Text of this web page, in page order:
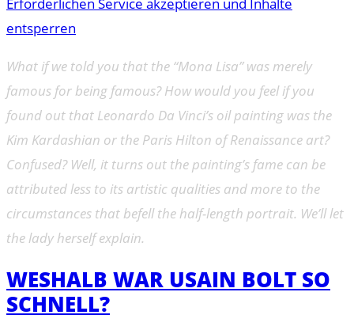
Erforderlichen Service akzeptieren und Inhalte
entsperren
What if we told you that the “Mona Lisa” was merely
famous for being famous? How would you feel if you
found out that Leonardo Da Vinci’s oil painting was the
Kim Kardashian or the Paris Hilton of Renaissance art?
Confused? Well, it turns out the painting’s fame can be
attributed less to its artistic qualities and more to the
circumstances that befell the half-length portrait. We’ll let
the lady herself explain.
WESHALB WAR USAIN BOLT SO
SCHNELL?